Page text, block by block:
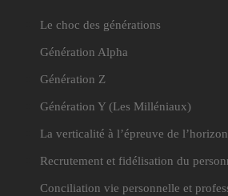
Le choc des générations
Génération Alpha
Génération Z
Génération Y (Les Milléniaux)
La verticalité à l’épreuve de
Recrutement et fidélisation du
Conciliation vie personnelle et